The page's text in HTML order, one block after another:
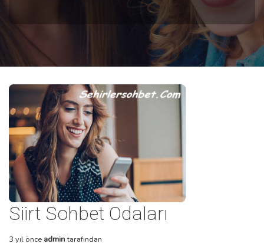
Siirt Sohbet Odaları
3 yıl önce admintarafından